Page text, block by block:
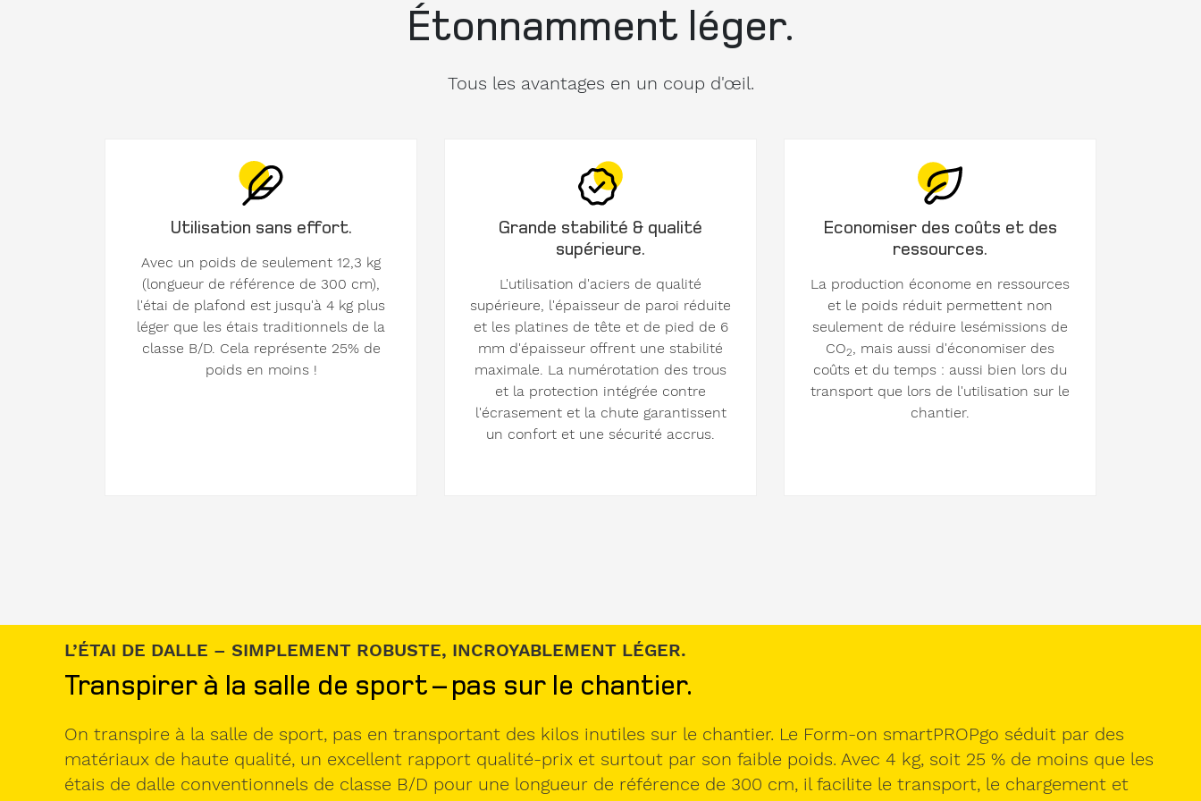
Étonnamment léger.
Tous les avantages en un coup d'œil.
Utilisation sans effort.
Avec un poids de seulement 12,3 kg
(longueur de référence de 300 cm),
l'étai de plafond est jusqu'à 4 kg plus
léger que les étais traditionnels de la
classe B/D. Cela représente 25% de
poids en moins !
Grande stabilité & qualité
supérieure.
L'utilisation d'aciers de qualité
supérieure, l'épaisseur de paroi réduite
et les platines de tête et de pied de 6
mm d'épaisseur offrent une stabilité
maximale. La numérotation des trous
et la protection intégrée contre
l'écrasement et la chute garantissent
un confort et une sécurité accrus.
Economiser des coûts et des
ressources.
La production économe en ressources
et le poids réduit permettent non
seulement de réduire lesémissions de
CO2, mais aussi d'économiser des
coûts et du temps : aussi bien lors du
transport que lors de l'utilisation sur le
chantier.
L’ÉTAI DE DALLE – SIMPLEMENT ROBUSTE, INCROYABLEMENT LÉGER.
Transpirer à la salle de sport – pas sur le chantier.
On transpire à la salle de sport, pas en transportant des kilos inutiles sur le chantier. Le Form-on smartPROPgo séduit par des
matériaux de haute qualité, un excellent rapport qualité-prix et surtout par son faible poids. Avec 4 kg, soit 25 % de moins que les
étais de dalle conventionnels de classe B/D pour une longueur de référence de 300 cm, il facilite le transport, le chargement et